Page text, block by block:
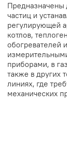
Предназначены
частиц и
регулирующей
котлов,
обогревателей
приборами, в
также в других
линиях, где
механических